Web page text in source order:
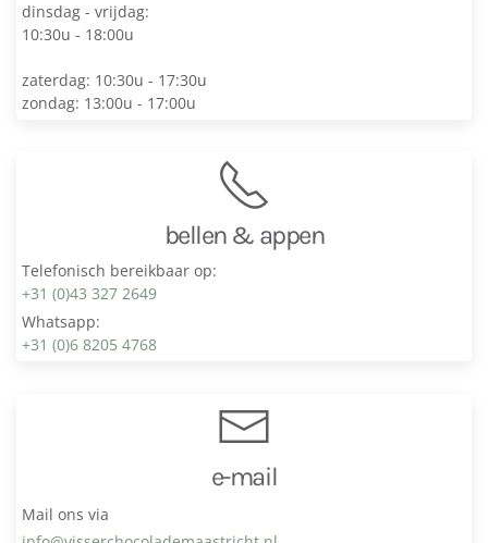
dinsdag - vrijdag:
10:30u - 18:00u
zaterdag: 10:30u - 17:30u
zondag: 13:00u - 17:00u
bellen & appen
Telefonisch bereikbaar op:
+31 (0)43 327 2649
Whatsapp:
+31 (0)6 8205 4768
e-mail
Mail ons via